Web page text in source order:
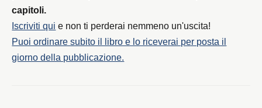
capitoli.
Iscriviti qui e non ti perderai nemmeno un'uscita!
Puoi ordinare subito il libro e lo riceverai per posta il
giorno della pubblicazione.